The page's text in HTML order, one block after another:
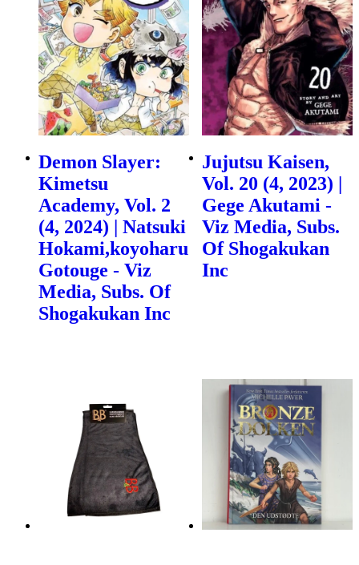
Demon Slayer:
Kimetsu
Academy, Vol. 2
(4, 2024) | Natsuki
Hokami,koyoharu
Gotouge - Viz
Media, Subs. Of
Shogakukan Inc
Jujutsu Kaisen,
Vol. 20 (4, 2023) |
Gege Akutami -
Viz Media, Subs.
Of Shogakukan
Inc